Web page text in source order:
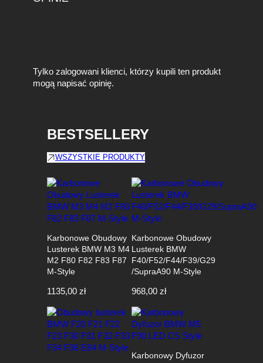
c
k
Tylko zalogowani klienci, którzy kupili ten produkt
mogą napisać opinię.
BESTSELLERY
WSZYSTKIE PRODUKTY
Karbonowe Obudowy
Lusterek BMW M3 M4
M2 F80 F82 F83 F87
M-Style
1135,00 zł
Karbonowe Obudowy
Lusterek BMW
F40/F52/F44/F39/G29
/SupraA90 M-Style
968,00 zł
Karbonowy Dyfuzor